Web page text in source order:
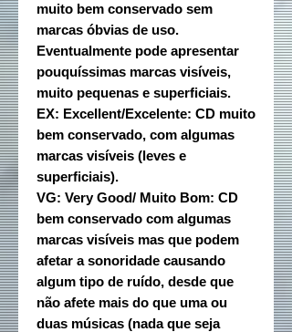
muito bem conservado sem
marcas óbvias de uso.
Eventualmente pode apresentar
pouquíssimas marcas visíveis,
muito pequenas e superficiais.
EX: Excellent/Excelente: CD muito
bem conservado, com algumas
marcas visíveis (leves e
superficiais).
VG: Very Good/ Muito Bom: CD
bem conservado com algumas
marcas visíveis mas que podem
afetar a sonoridade causando
algum tipo de ruído, desde que
não afete mais do que uma ou
duas músicas (nada que seja